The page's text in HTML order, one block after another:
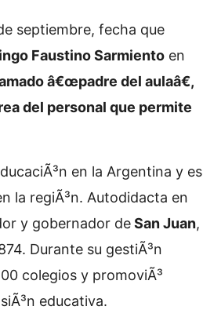
septiembre, fecha que
Faustino Sarmiento en
â€œpadre del aulaâ€,
del personal que permite
en la Argentina y es
la regiÃ³n. Autodidacta en
y gobernador deSan Juan,
Durante su gestiÃ³n
colegios y promoviÃ³
educativa.